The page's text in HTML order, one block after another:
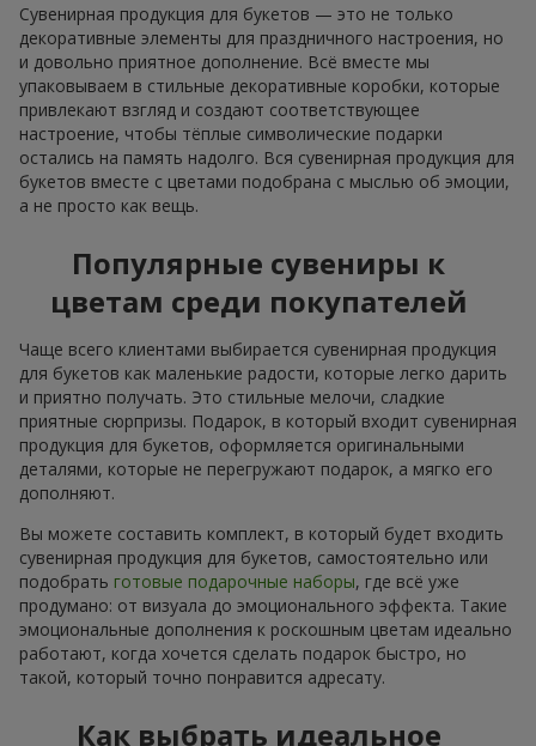
Сувенирная продукция для букетов — это не только
декоративные элементы для праздничного настроения, но
и довольно приятное дополнение. Всё вместе мы
упаковываем в стильные декоративные коробки, которые
привлекают взгляд и создают соответствующее
настроение, чтобы тёплые символические подарки
остались на память надолго. Вся сувенирная продукция для
букетов вместе с цветами подобрана с мыслью об эмоции,
а не просто как вещь.
Популярные сувениры к
цветам среди покупателей
Чаще всего клиентами выбирается сувенирная продукция
для букетов как маленькие радости, которые легко дарить
и приятно получать. Это стильные мелочи, сладкие
приятные сюрпризы. Подарок, в который входит сувенирная
продукция для букетов, оформляется оригинальными
деталями, которые не перегружают подарок, а мягко его
дополняют.
Вы можете составить комплект, в который будет входить
сувенирная продукция для букетов, самостоятельно или
подобрать готовые подарочные наборы, где всё уже
продумано: от визуала до эмоционального эффекта. Такие
эмоциональные дополнения к роскошным цветам идеально
работают, когда хочется сделать подарок быстро, но
такой, который точно понравится адресату.
Как выбрать идеальное